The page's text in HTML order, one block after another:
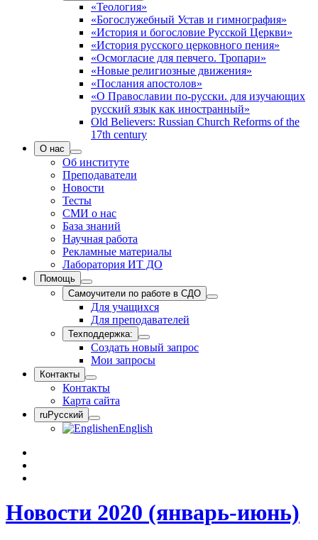
«Теология»
«Богослужебный Устав и гимнография»
«История и богословие Русской Церкви»
«История русского церковного пения»
«Осмогласие для певчего. Тропари»
«Новые религиозные движения»
«Послания апостолов»
«О Православии по-русски. для изучающих
русский язык как иностранный»
Old Believers: Russian Church Reforms of the
17th century
О нас
Об институте
Преподаватели
Новости
Тесты
СМИ о нас
База знаний
Научная работа
Рекламные материалы
Лаборатория ИТ ДО
Помощь
Самоучители по работе в СДО
Для учащихся
Для преподавателей
Техподдержка:
Создать новый запрос
Мои запросы
Контакты
Контакты
Карта сайта
ruРусский
enEnglish
Новости 2020 (январь-июнь)